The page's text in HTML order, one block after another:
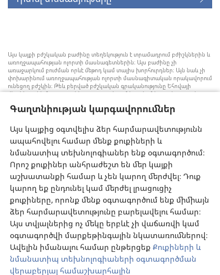
Գաղտնիության կարգավորումներ
Այս կայքից օգտվելիս ձեր հարմարավետությունն
ապահովելու համար մենք քուքիների և
նմանատիպ տեխնոլոգիաներ ենք օգտագործում։
Որոշ քուքիներ անհրաժեշտ են մեր կայքի
աշխատանքի համար և չեն կարող մերժվել։ Դուք
կարող եք ընդունել կամ մերժել լրացուցիչ
քուքիները, որոնք մենք օգտագործում ենք միմիայն
ձեր հարմարավետությունը բարելավելու համար։
Այս տվյալներից ոչ մեկը երբևէ չի վաճառվի կամ
օգտագործվի մարքեթինգային նկատառումներով։
Ավելին իմանալու համար ընթերցեք Քուքիների և
նմանատիպ տեխնոլոգիաների օգտագործման
վերաբերյալ համաշխարհային
Այս կայքի բժշկական բաժինը տեղեկություն է տրամադրում բժիշկներին և
առողջապահության ոլորտի մասնագետներին։ Այս բաժինը չի
առաջարկում բուժման որևէ մեթոդ կամ տալիս խորհուրդներ։ Այն նաև չի
փոխարինում առողջապահության ոլորտի մասնագիտական որակավորում
ունեցող բժշկին։ Թեև բերված բժշկական գրականությունը Եհովայի
վկաները չեն հրատարակել, բայց դրանցում խոսվում է առանց արյան
Յուրաքանչյուր մասնագետի պատասխանատվություն է իրազեկ լինել
քննարկել բուժման մեթոդները և օգնել նրանց որոշում կայացնելու՝ հաշվի
առնելով հիվանդի առողջական վիճակը, ցանկությունը, արժեքներն ու
հավատալիքները։ Թվարկված ոչ բոլոր ստրատեգիաներն են ընդունելի և
հասանելի բոլոր պացիենտների համար։
Պացիենտներ: Ձեր առողջական վիճակի կամ բուժման վերաբերյալ
խորհուրդներ հարցրեք ձեզ բուժող բժշկից կամ համապատասխան
որակավորում ունեցող այլ մասնագետից։ Դիմեք բժշկի, եթե կասկածում
եք, որ որևէ հիվանդություն ունեք։
Օգտվելու կարգը սահմանված է կայքից օգտվելու պայմաններով։
Արտաքին տեսքի կարգավորումներ